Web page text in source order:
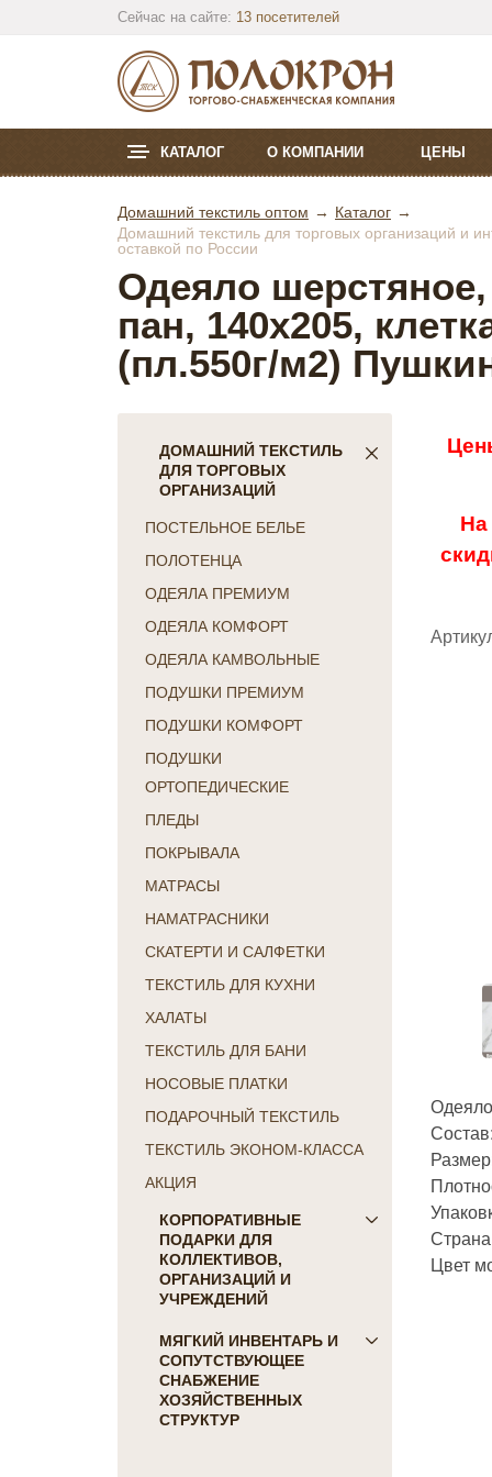
Сейчас на сайте: 13 посетителей
КАТАЛОГ О КОМПАНИИ ЦЕНЫ
Домашний текстиль оптом
Каталог
Домашний текстиль для торговых организаций и
оставкой по России
Одеяло
пан, 140х205,
(пл.550г/м2)
ДОМАШНИЙ ТЕКСТИЛЬ
ДЛЯ ТОРГОВЫХ
ОРГАНИЗАЦИЙ
ПОСТЕЛЬНОЕ БЕЛЬЕ
ПОЛОТЕНЦА
ОДЕЯЛА ПРЕМИУМ
ОДЕЯЛА КОМФОРТ
ОДЕЯЛА КАМВОЛЬНЫЕ
ПОДУШКИ ПРЕМИУМ
ПОДУШКИ КОМФОРТ
ПОДУШКИ
ОРТОПЕДИЧЕСКИЕ
ПЛЕДЫ
ПОКРЫВАЛА
МАТРАСЫ
НАМАТРАСНИКИ
СКАТЕРТИ И САЛФЕТКИ
ТЕКСТИЛЬ ДЛЯ КУХНИ
ХАЛАТЫ
ТЕКСТИЛЬ ДЛЯ БАНИ
НОСОВЫЕ ПЛАТКИ
ПОДАРОЧНЫЙ ТЕКСТИЛЬ
ТЕКСТИЛЬ ЭКОНОМ-КЛАССА
АКЦИЯ
КОРПОРАТИВНЫЕ
ПОДАРКИ ДЛЯ
КОЛЛЕКТИВОВ,
ОРГАНИЗАЦИЙ И
УЧРЕЖДЕНИЙ
ПОДАРКИ ДЛЯ КОГО:
Женщинам
Коллегам
Мужчинам
МЯГКИЙ ИНВЕНТАРЬ И
СОПУТСТВУЮЩЕЕ
СНАБЖЕНИЕ
ХОЗЯЙСТВЕННЫХ
СТРУКТУР
На
Цвет